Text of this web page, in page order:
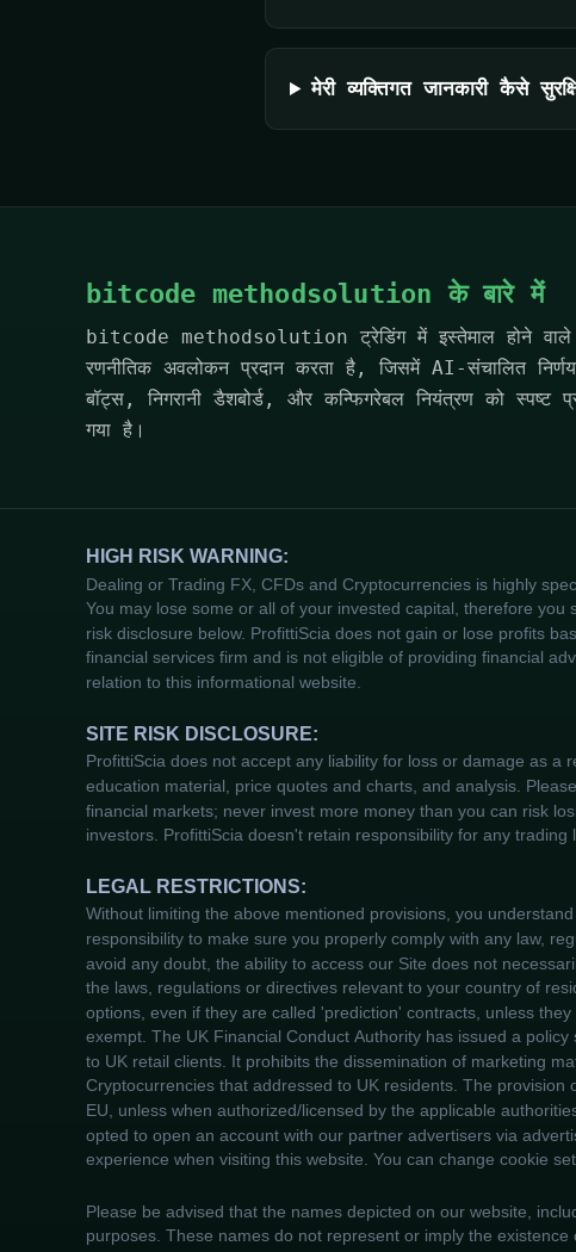
मेरी व्यक्तिगत जानकारी कैसे
bitcode methodsolution के बारे में
bitcode methodsolution ट्रेडिंग में इस्तेमाल होने वाले
रणनीतिक अवलोकन प्रदान करता है, जिसमें AI-संचालित
बॉट्स, निगरानी डैशबोर्ड, और कन्फिगरेबल नियंत्रण को स्पष्ट
गया है।